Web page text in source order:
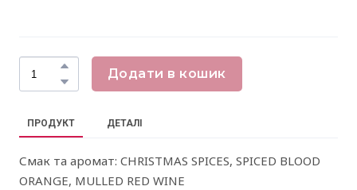
Додати в кошик
ПРОДУКТ ДЕТАЛІ
Смак та аромат: CHRISTMAS SPICES, SPICED BLOOD
ORANGE, MULLED RED WINE